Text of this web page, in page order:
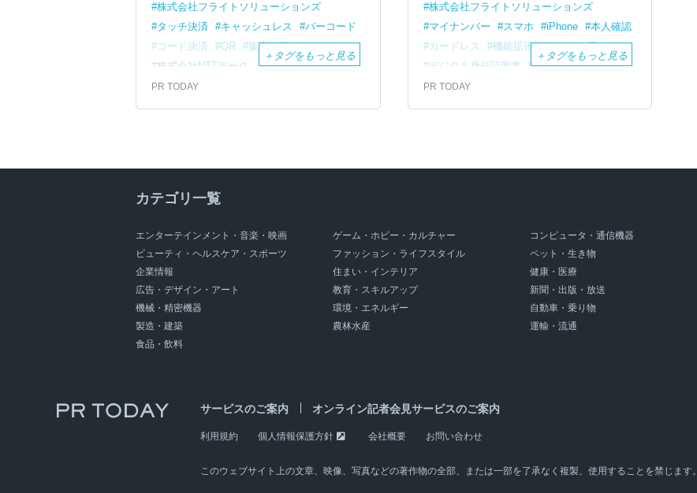
株式会社フライトソリューションズ
タッチ決済
キャッシュレス
バーコード
コード決済
QR 集客効果
省人化
株式会社NTTデータ
＋ タグをもっと見る
PR TODAY
株式会社フライトソリューションズ
マイナンバー
スマホ iPhone
本人確認
カードレス
機能拡張
デジタル庁
デジタル身分証明書
ｍDoc 機能強化
＋ タグをもっと見る
PR TODAY
カテゴリ一覧
エンターテインメント・音楽・映画 ゲーム・ホビー・カルチャー コンピュータ・通信機器
ビューティ・ヘルスケア・スポーツ
ファッション・ライフスタイル ペット・生き物
企業情報
住まい・インテリア 健康・医療
広告・デザイン・アート
教育・スキルアップ 新聞・出版・放送
機械・精密機器
環境・エネルギー 自動車・乗り物
製造・建築
農林水産 運輸・流通
食品・飲料
サービスのご案内 オンライン記者会見サービスのご案内
利用規約 個人情報保護方針 会社概要 お問い合わせ
このウェブサイト上の文章、映像、写真などの著作物の全部、または一部を了承なく複製、使用することを禁じます。